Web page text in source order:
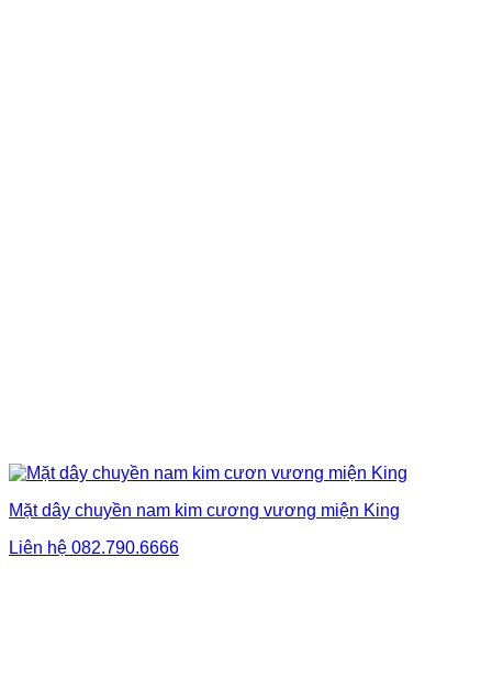
Mặt dây chuyền nam kim cương vương miện King
Liên hệ 082.790.6666